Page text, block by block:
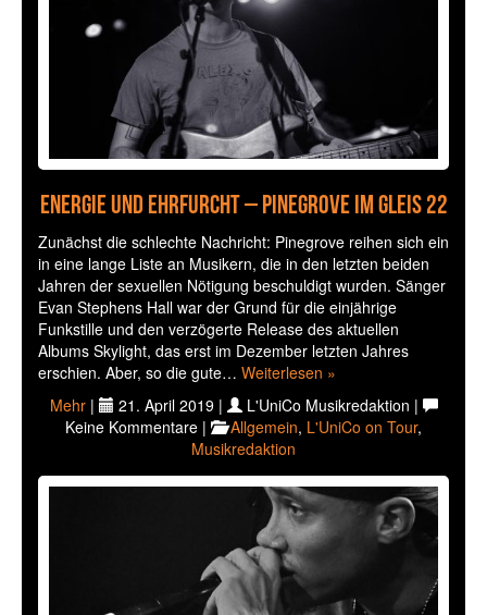
Energie und Ehrfurcht – Pinegrove im Gleis 22
Zunächst die schlechte Nachricht: Pinegrove reihen sich ein
in eine lange Liste an Musikern, die in den letzten beiden
Jahren der sexuellen Nötigung beschuldigt wurden. Sänger
Evan Stephens Hall war der Grund für die einjährige
Funkstille und den verzögerte Release des aktuellen
Albums Skylight, das erst im Dezember letzten Jahres
erschien. Aber, so die gute… Weiterlesen »
Mehr| 21. April 2019 |
L'UniCo Musikredaktion |
Keine Kommentare |
Allgemein, L'UniCo on Tour,
Musikredaktion